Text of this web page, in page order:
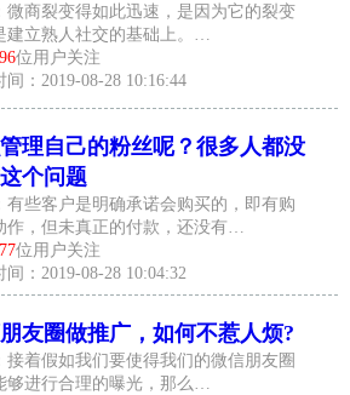
微商裂变得如此迅速，是因为它的裂变
建立熟人社交的基础上。…
位用户关注
间：2019-08-28 10:16:44
理自己的粉丝呢？很多人都没
个问题
有些客户是明确承诺会购买的，即有购
作，但未真正的付款，还没有…
位用户关注
间：2019-08-28 10:04:32
友圈做推广，如何不惹人烦?
接着假如我们要使得我们的微信朋友圈
够进行合理的曝光，那么…